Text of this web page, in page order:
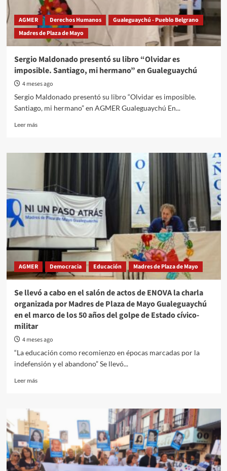
de
Mayo
AGMER Derechos Humanos
Gualeguaychú - Pueblo Belgrano
Madres de Plaza de Mayo
Sergio Maldonado presentó su libro “Olvidar es
imposible. Santiago, mi hermano” en Gualeguaychú
4 meses ago
Sergio Maldonado presentó su libro “Olvidar es imposible.
Santiago, mi hermano” en AGMER Gualeguaychú En...
Leer másRead
Sergio
Maldonado
libro
“Olvidar
es
imposible.
Santiago,
mi
hermano”
en
Gualeguaychú
AGMER Democracia Educación Madres de Plaza de Mayo
Se llevó a cabo en el salón de actos de ENOVA la charla
organizada por Madres de Plaza de Mayo Gualeguaychú
en el marco de los 50 años del golpe de Estado cívico-
militar
4 meses ago
“La educación como recomienzo en épocas marcadas por la
indefensión y el abandono” Se llevó...
Leer másRead
llevó
a
cabo
en
el
salón